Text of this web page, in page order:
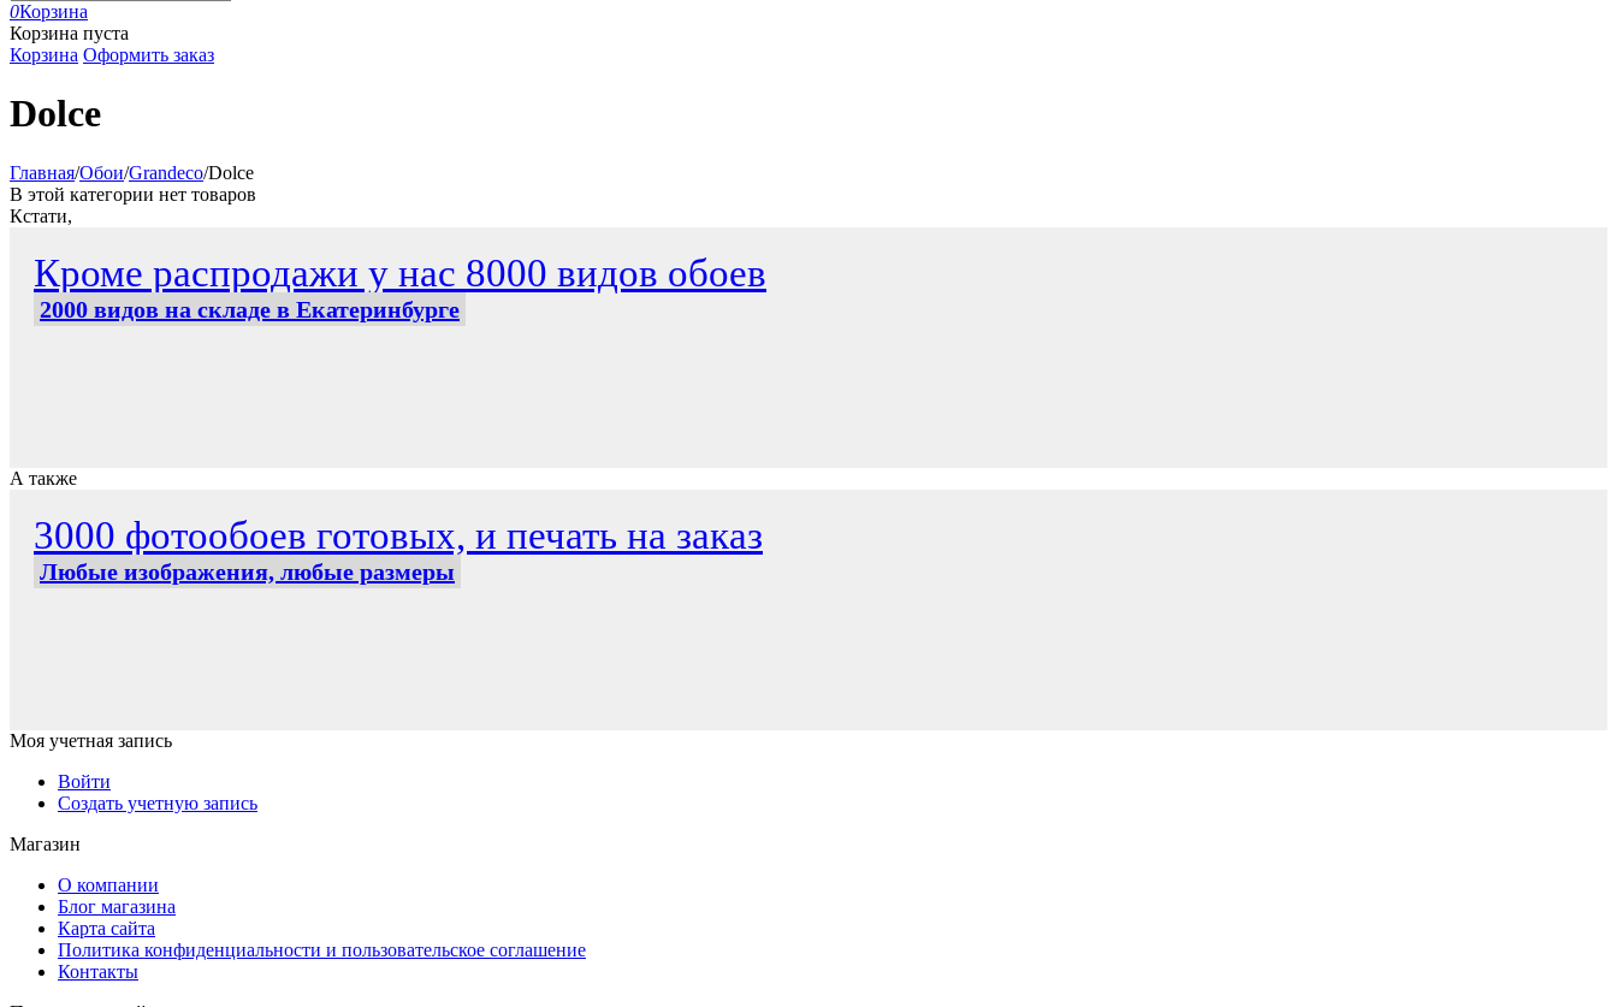
0Корзина
Корзина пуста
Корзина Оформить заказ
Dolce
Главная/Обои/Grandeco/Dolce
В этой категории нет товаров
Кстати,
Кроме распродажи у нас 8000 видов обоев
2000 видов на складе в Екатеринбурге
А также
3000 фотообоев готовых, и печать на заказ
Любые изображения, любые размеры
Моя учетная запись
Войти
Создать учетную запись
Магазин
О компании
Блог магазина
Карта сайта
Политика конфиденциальности и пользовательское соглашение
Контакты